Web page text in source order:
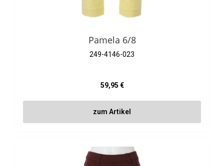
Pamela 6/8
249-4146-023
Regulärer Preis:
59,95 €
zum Artikel